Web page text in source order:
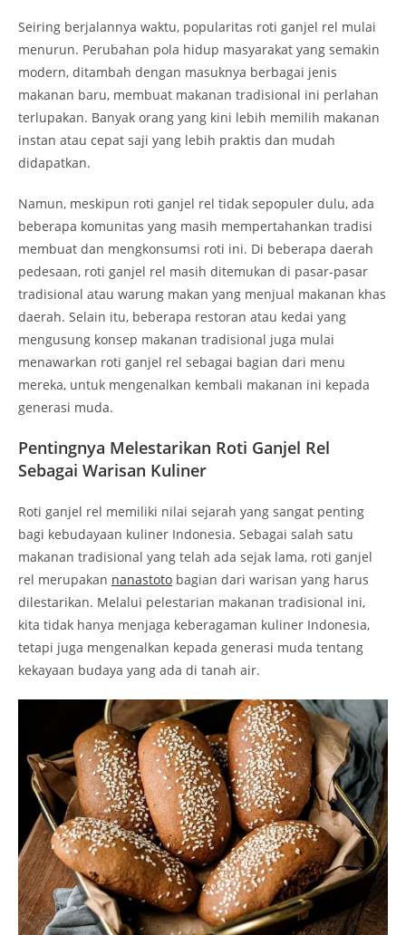
Seiring berjalannya waktu, popularitas roti ganjel rel mulai
menurun. Perubahan pola hidup masyarakat yang semakin
modern, ditambah dengan masuknya berbagai jenis
makanan baru, membuat makanan tradisional ini perlahan
terlupakan. Banyak orang yang kini lebih memilih makanan
instan atau cepat saji yang lebih praktis dan mudah
didapatkan.
Namun, meskipun roti ganjel rel tidak sepopuler dulu, ada
beberapa komunitas yang masih mempertahankan tradisi
membuat dan mengkonsumsi roti ini. Di beberapa daerah
pedesaan, roti ganjel rel masih ditemukan di pasar-pasar
tradisional atau warung makan yang menjual makanan khas
daerah. Selain itu, beberapa restoran atau kedai yang
mengusung konsep makanan tradisional juga mulai
menawarkan roti ganjel rel sebagai bagian dari menu
mereka, untuk mengenalkan kembali makanan ini kepada
generasi muda.
Pentingnya Melestarikan Roti Ganjel Rel
Sebagai Warisan Kuliner
Roti ganjel rel memiliki nilai sejarah yang sangat penting
bagi kebudayaan kuliner Indonesia. Sebagai salah satu
makanan tradisional yang telah ada sejak lama, roti ganjel
rel merupakan nanastoto bagian dari warisan yang harus
dilestarikan. Melalui pelestarian makanan tradisional ini,
kita tidak hanya menjaga keberagaman kuliner Indonesia,
tetapi juga mengenalkan kepada generasi muda tentang
kekayaan budaya yang ada di tanah air.